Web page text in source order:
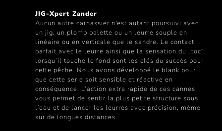
JIG-Xpert Zander
Aucun autre carnassier n‘est autant poursuivi avec
un jig, un plomb palette ou un leurre souple en
linéaire ou en verticale que le sandre. Le contact
parfait avec le leurre ainsi que la sensation du „toc“
lorsqu‘il touche le fond sont les clés du succès pour
cette pêche. Nous avons développé le blank pour
que cette série soit sensible et réactive en
conséquence. L‘action extra rapide de ces cannes
vous permet de sentir la plus petite structure sous
l‘eau et de lancer les leurres avec précision, même
sur de longues distances.